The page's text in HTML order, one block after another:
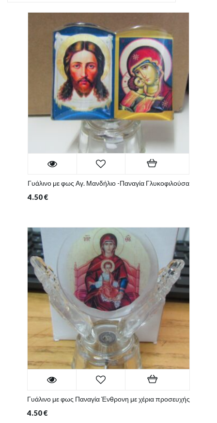
Γυάλινο με φως Αγ. Μανδήλιο -Παναγία Γλυκοφιλούσα
4.50€
Γυάλινο με φως Παναγία Ένθρονη με χέρια προσευχής
4.50€